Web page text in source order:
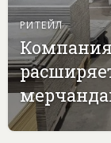
РИТЕЙЛ
Компания